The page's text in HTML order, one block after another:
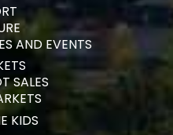
AND EVENTS
SALES
KIDS